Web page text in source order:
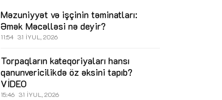
Məzuniyyət və işçinin təminatları:
Əmək Məcəlləsi nə deyir?
11:54 31 İYUL, 2026
Torpaqların kateqoriyaları hansı
qanunvericilikdə öz əksini tapıb?
VİDEO
15:46 31 İYUL, 2026